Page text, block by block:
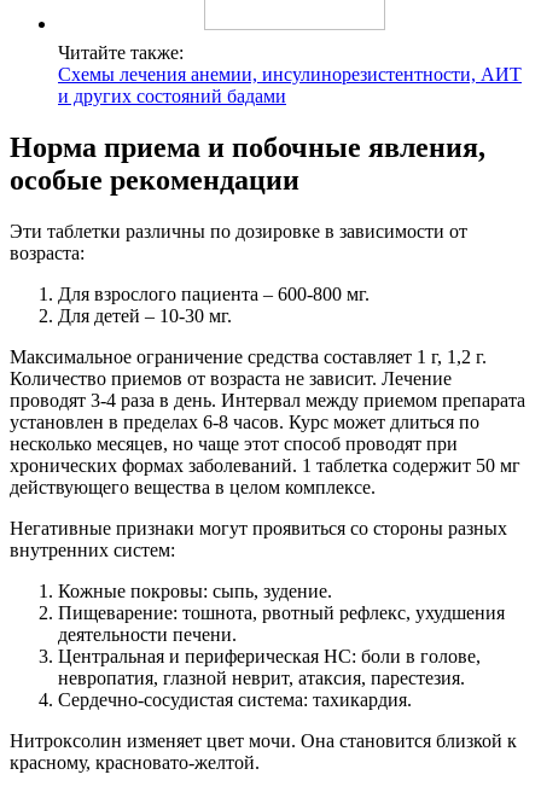
Читайте также:
Схемы лечения анемии, инсулинорезистентности, АИТ
и других состояний бадами
Норма приема и побочные явления,
особые рекомендации
Эти таблетки различны по дозировке в зависимости от
возраста:
Для взрослого пациента – 600-800 мг.
Для детей – 10-30 мг.
Максимальное ограничение средства составляет 1 г, 1,2 г.
Количество приемов от возраста не зависит. Лечение
проводят 3-4 раза в день. Интервал между приемом препарата
установлен в пределах 6-8 часов. Курс может длиться по
несколько месяцев, но чаще этот способ проводят при
хронических формах заболеваний. 1 таблетка содержит 50 мг
действующего вещества в целом комплексе.
Негативные признаки могут проявиться со стороны разных
внутренних систем:
Кожные покровы: сыпь, зудение.
Пищеварение: тошнота, рвотный рефлекс, ухудшения
деятельности печени.
Центральная и периферическая НС: боли в голове,
невропатия, глазной неврит, атаксия, парестезия.
Сердечно-сосудистая система: тахикардия.
Нитроксолин изменяет цвет мочи. Она становится близкой к
красному, красновато-желтой.